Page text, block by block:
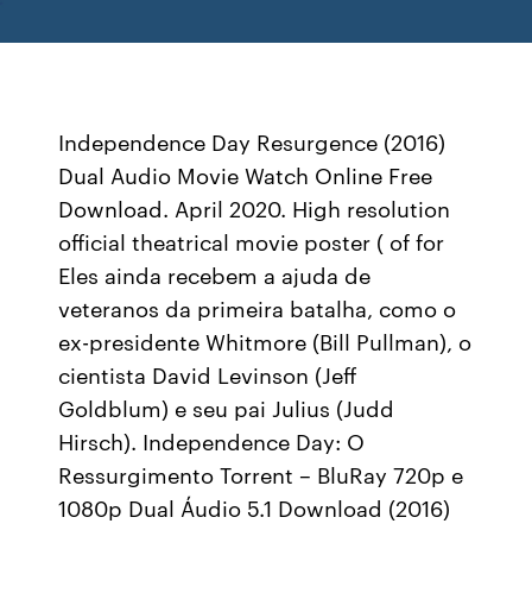
Independence Day Resurgence (2016)
Dual Audio Movie Watch Online Free
Download. April 2020. High resolution
official theatrical movie poster ( of for
Eles ainda recebem a ajuda de
veteranos da primeira batalha, como o
ex-presidente Whitmore (Bill Pullman), o
cientista David Levinson (Jeff
Goldblum) e seu pai Julius (Judd
Hirsch). Independence Day: O
Ressurgimento Torrent – BluRay 720p e
1080p Dual Áudio 5.1 Download (2016)